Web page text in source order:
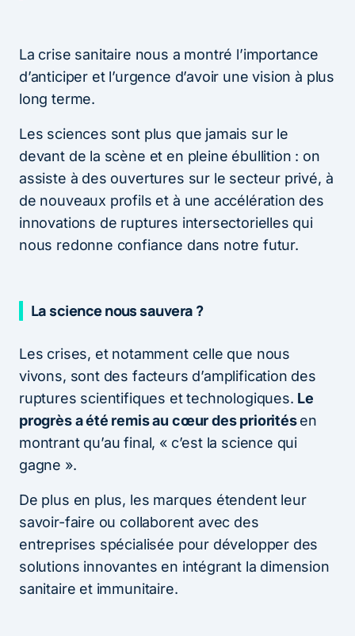
La crise sanitaire nous a montré l’importance
d’anticiper et l’urgence d’avoir une vision à plus
long terme.
Les sciences sont plus que jamais sur le
devant de la scène et en pleine ébullition : on
assiste à des ouvertures sur le secteur privé, à
de nouveaux profils et à une accélération des
innovations de ruptures intersectorielles qui
nous redonne confiance dans notre futur.
La science nous sauvera ?
Les crises, et notamment celle que nous
vivons, sont des facteurs d’amplification des
ruptures scientifiques et technologiques. Le
progrès a été remis au cœur des prioritésen
montrant qu’au final, « c’est la science qui
gagne ».
De plus en plus, les marques étendent leur
savoir-faire ou collaborent avec des
entreprises spécialisée pour développer des
solutions innovantes en intégrant la dimension
sanitaire et immunitaire.